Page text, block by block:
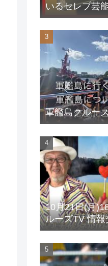
いるセレブ芸
軍艦島クルー
10月21日(月
ルーズTV 情
投資 株式市場
通貨 ビットコ
ベトナムドン